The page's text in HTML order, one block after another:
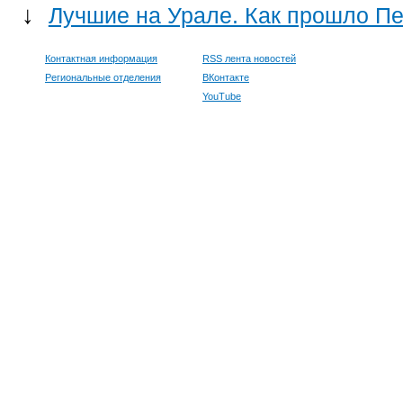
↓ Лучшие на Урале. Как прошло
Контактная информация
Региональные отделения
RSS лента новостей
ВКонтакте
YouTube